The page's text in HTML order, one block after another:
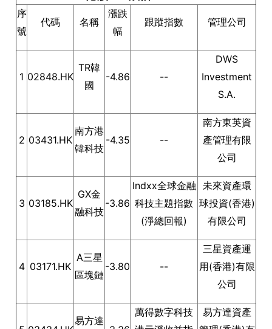
序
號
代碼 名稱
漲跌
幅
跟蹤指數 管理公司
1 02848.HK
TR韓
國
-4.86 --
DWS
Investment
S.A.
2 03431.HK
南方港
韓科技
-4.35 --
南方東英資
產管理有限
公司
3 03185.HK
GX金
融科技
-3.86
Indxx全球金融
科技主題指數
(淨總回報)
未來資產環
球投資(香港)
有限公司
4 03171.HK
A三星
區塊鏈
-3.80 --
三星資產運
用(香港)有限
公司
易方達
萬得數字科技
易方達資產